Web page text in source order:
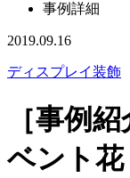
事例詳細
2019.09.16
ディスプレイ装飾
［事例
ベント花